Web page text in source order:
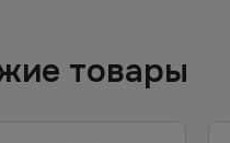
товары